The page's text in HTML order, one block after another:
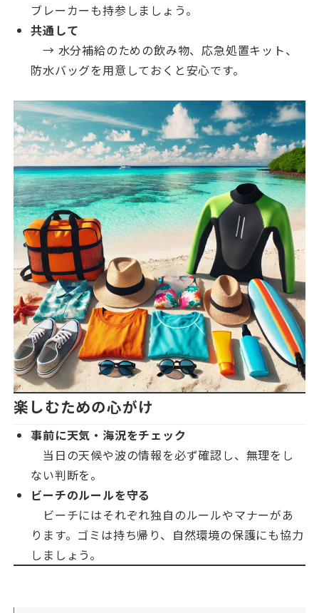
ブレーカーも持参しましょう。
共通して
→ 水分補給のための飲み物、応急処置キット、
防水バッグを用意しておくと安心です。
楽しむための心がけ
事前に天気・海況をチェック
当日の天候や波の情報を必ず確認し、無理をし
ない判断を。
ビーチのルールを守る
ビーチにはそれぞれ独自のルールやマナーがあ
ります。ゴミは持ち帰り、自然環境の保護にも協力
しましょう。